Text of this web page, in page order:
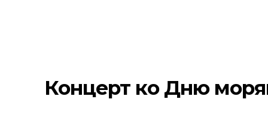
Концерт ко Дню